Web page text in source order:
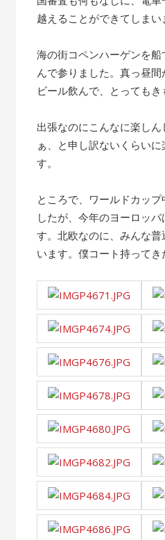
越えることができてしまい
海の街コペンハーゲンを
んで参りました。真っ昼
ビール飲んで、とってもき
出張なのにこんなに楽し
ぁ、と申し訳ないくらい
す。
ところで、ワールドカッ
したが、今年のヨーロッ
す。北欧なのに、みんな
います。僕コート持ってき